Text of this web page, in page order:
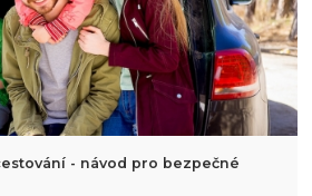
- návod pro bezpečné